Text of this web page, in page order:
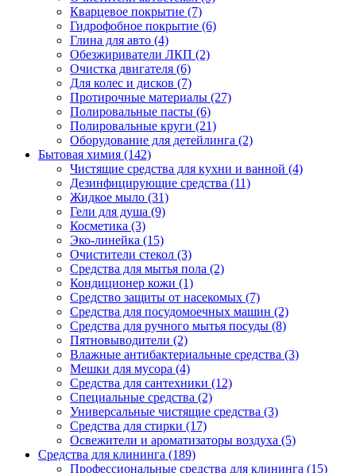
Кварцевое покрытие (7)
Гидрофобное покрытие (6)
Глина для авто (4)
Обезжириватели ЛКП (2)
Очистка двигателя (6)
Для колес и дисков (7)
Протирочные материалы (27)
Полировальные пасты (6)
Полировальные круги (21)
Оборудование для детейлинга (2)
Бытовая химия (142)
Чистящие средства для кухни и ванной (4)
Дезинфицирующие средства (11)
Жидкое мыло (31)
Гели для душа (9)
Косметика (3)
Эко-линейка (15)
Очистители стекол (3)
Средства для мытья пола (2)
Кондиционер кожи (1)
Средство защиты от насекомых (7)
Средства для посудомоечных машин (2)
Средства для ручного мытья посуды (8)
Пятновыводители (2)
Влажные антибактериальные средства (3)
Мешки для мусора (4)
Средства для сантехники (12)
Специальные средства (2)
Универсальные чистящие средства (3)
Средства для стирки (17)
Освежители и ароматизаторы воздуха (5)
Средства для клининга (189)
Профессиональные средства для клининга (15)